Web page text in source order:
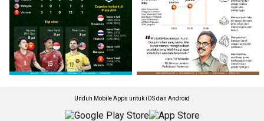
Unduh Mobile Apps untuk iOS dan Android